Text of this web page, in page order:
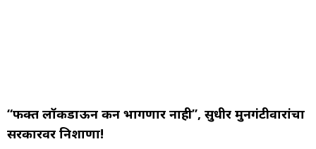
“फक्त लॉकडाऊन करून भागणार नाही”, सुधीर मुनगंटीवारांचा
सरकारवर निशाणा!